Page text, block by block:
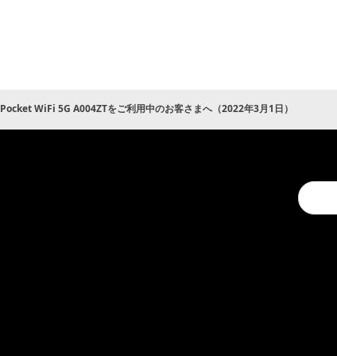
Pocket WiFi 5G A004ZTをご利用中のお客さまへ（2022年3月1日）
Conduct
a
search